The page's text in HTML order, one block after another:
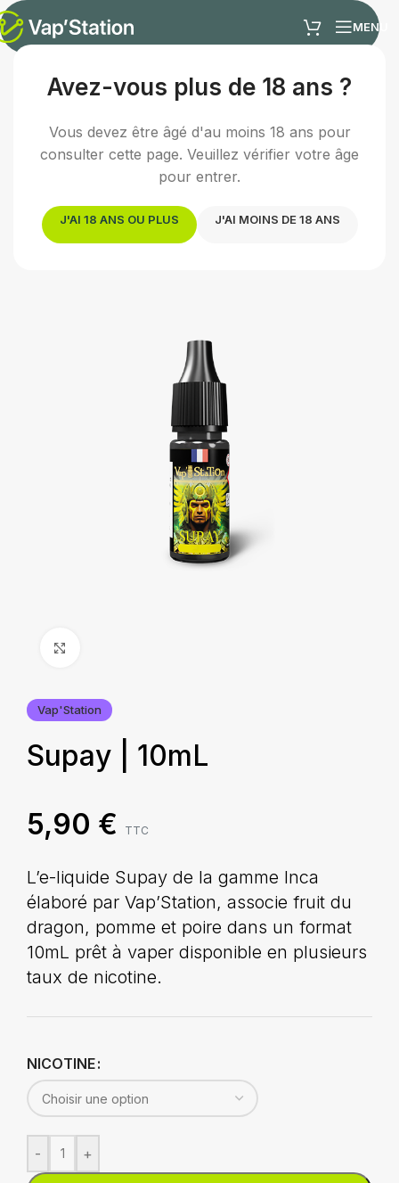
Avez-vous plus de 18 ans ?
Vous devez être âgé d'au moins 18 ans pour
consulter cette page. Veuillez vérifier votre âge
pour entrer.
J'AI 18 ANS OU PLUS J'AI MOINS DE 18 ANS
MENU
Accueil /E-liquides/E-liquide fruité
Fin de série : Ce produit sera prochainement
Vap'Station
Supay | 10mL
5,90 € TTC
L’e-liquide Supay de la gamme Inca
élaboré par Vap’Station, associe fruit du
dragon, pomme et poire dans un format
10mL prêt à vaper disponible en plusieurs
taux de nicotine.
NICOTINE
- +